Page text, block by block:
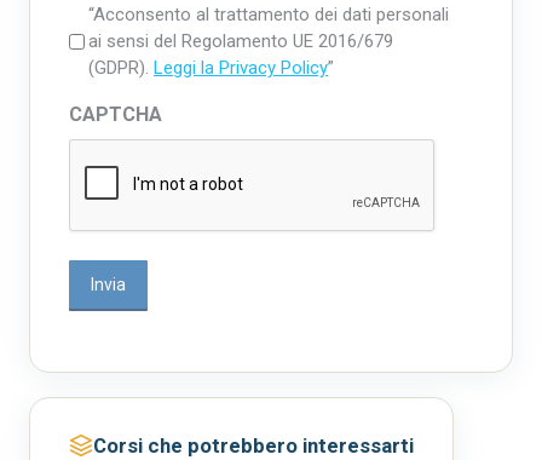
“Acconsento al trattamento dei dati personali
ai sensi del Regolamento UE 2016/679
(GDPR). Leggi la Privacy Policy”
CAPTCHA
Corsi che potrebbero interessarti